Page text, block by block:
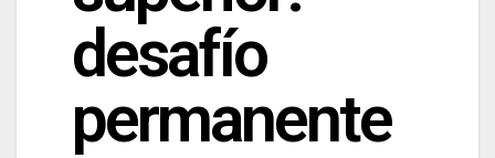
desafío
permanente